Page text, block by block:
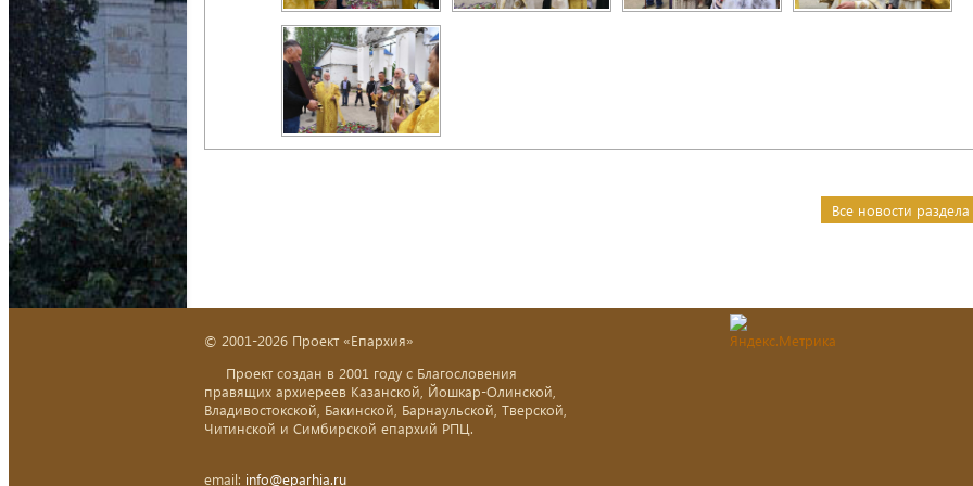
Все новости
© 2001-2026 Проект «Епархия»
Проект создан в 2001 году с Благословения
правящих архиереев Казанской, Йошкар-Олинской,
Владивостокской, Бакинской, Барнаульской, Тверской,
Читинской и Симбирской епархий РПЦ.
email: info@eparhia.ru